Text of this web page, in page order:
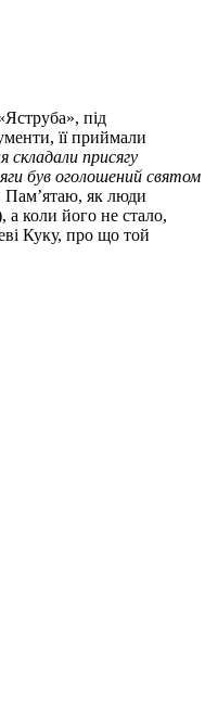
під
її приймали
складали присягу
був оголошений святом
Пам’ятаю, як люди
коли його не стало,
Куку, про що той